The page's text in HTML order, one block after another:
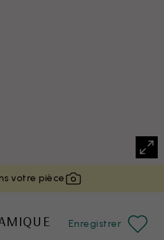
votre pièce
Enregistrer